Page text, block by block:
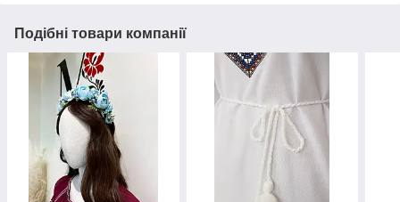
Подібні товари компанії